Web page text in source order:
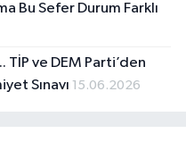
Bu Sefer Durum Farklı
TİP ve DEM Parti’den
Sınavı 15.06.2026